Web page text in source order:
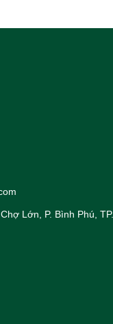
Lớn, P. Bình Phú, TP.